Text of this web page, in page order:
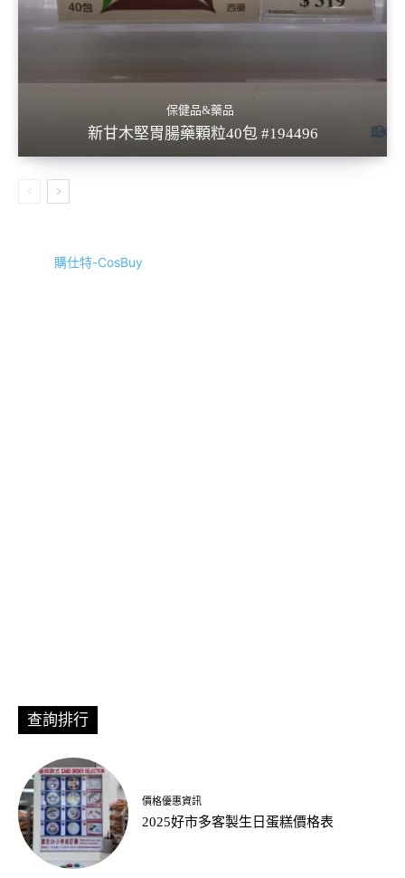
保健品&藥品
新甘木堅胃腸藥顆粒40包 #194496
購仕特-CosBuy
查詢排行
價格優惠資訊
2025好市多客製生日蛋糕價格表